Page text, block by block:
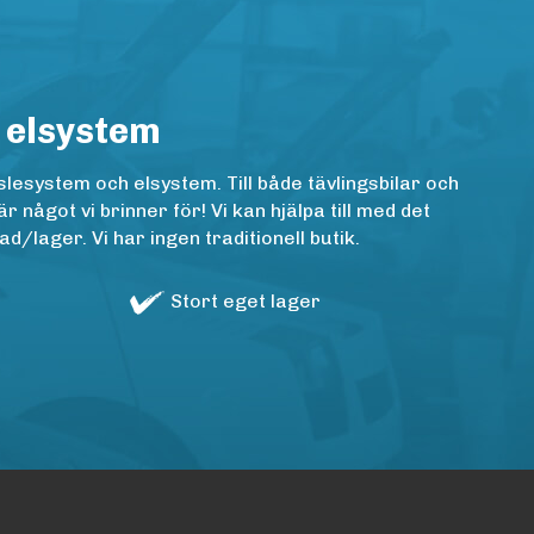
och elsystem. Till både tävlingsbilar och
något vi brinner för! Vi kan hjälpa till med det
lager. Vi har ingen traditionell butik.
Stort eget lager